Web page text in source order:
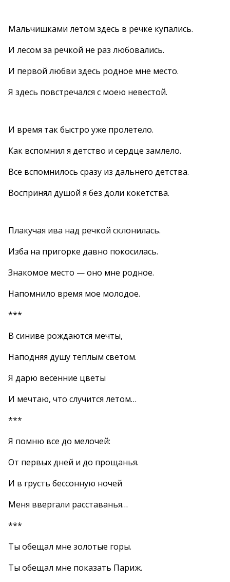
Мальчишками летом здесь в речке купались.
И лесом за речкой не раз любовались.
И первой любви здесь родное мне место.
Я здесь повстречался с моею невестой.
И время так быстро уже пролетело.
Как вспомнил я детство и сердце замлело.
Все вспомнилось сразу из дальнего детства.
Воспринял душой я без доли кокетства.
Плакучая ива над речкой склонилась.
Изба на пригорке давно покосилась.
Знакомое место — оно мне родное.
Напомнило время мое молодое.
***
В синиве рождаются мечты,
Наподняя душу теплым светом.
Я дарю весенние цветы
И мечтаю, что случится летом…
***
Я помню все до мелочей:
От первых дней и до прощанья.
И в грусть бессонную ночей
Меня ввергали расставанья…
***
Ты обещал мне золотые горы.
Ты обещал мне показать Париж.